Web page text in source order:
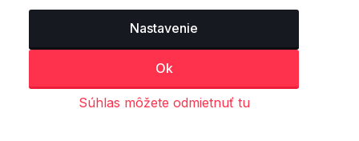
Nastavenie
Ok
Súhlas môžete odmietnuť tu